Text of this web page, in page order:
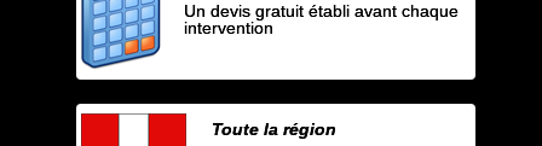
Un devis gratuit établi avant chaque
intervention
Toute la région